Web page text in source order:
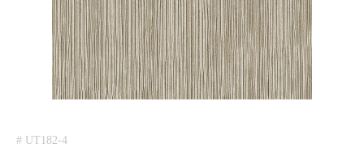
# UT182-4